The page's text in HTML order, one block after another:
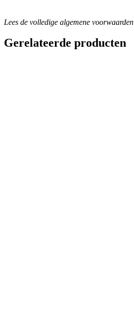
Lees de volledige algemene voorwaarden
Gerelateerde producten